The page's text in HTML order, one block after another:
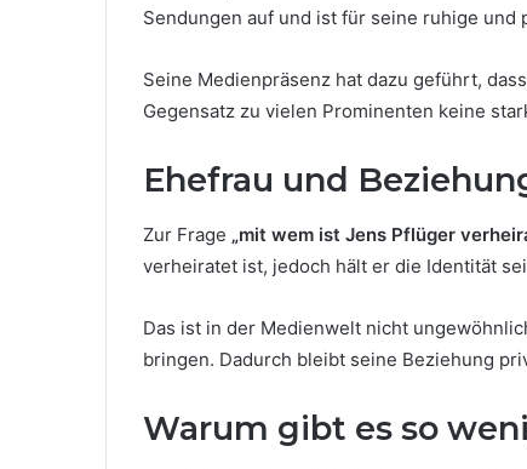
Sendungen auf und ist für seine ruhige und
Seine Medienpräsenz hat dazu geführt,
Gegensatz zu vielen Prominenten keine
Ehefrau und
Zur Frage „mit wem ist Jens Pflüger
verheiratet ist, jedoch hält er die Identität
Das ist in der Medienwelt nicht
bringen. Dadurch bleibt seine Beziehung
Warum gibt es so